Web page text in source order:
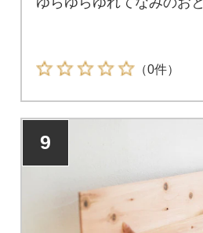
（0件）
9